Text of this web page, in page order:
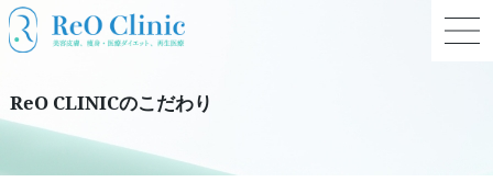
ReO CLINICのこだわり